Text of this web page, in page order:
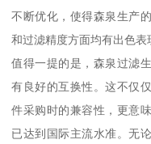
作为一家长期专注于水处
滤器材有限公司（以下简称
生产和销售高品质过滤设
坐落于粤港澳大湾区的中